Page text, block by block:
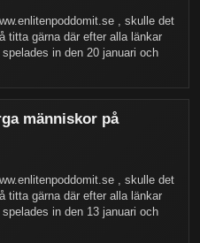
, skulle det
titta gärna där efter alla länkar
in den 20 januari och
människor på
, skulle det
titta gärna där efter alla länkar
in den 13 januari och